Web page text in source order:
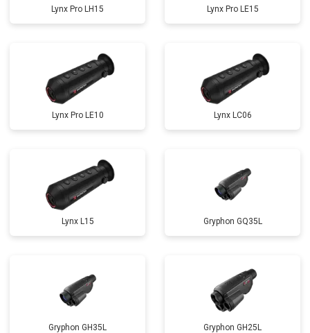
Lynx Pro LH15 Lynx Pro LE15
Lynx Pro LE10 Lynx LC06
Lynx L15 Gryphon GQ35L
Gryphon GH35L Gryphon GH25L